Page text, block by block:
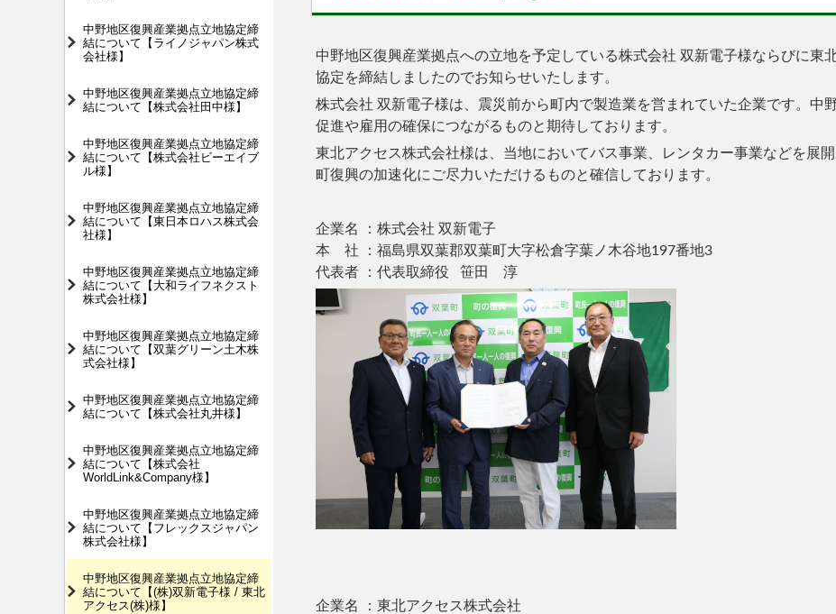
中野地区復興産業拠点立地協定締
結について【ライノジャパン株式
会社様】
中野地区復興産業拠点立地協定締
結について【株式会社田中様】
中野地区復興産業拠点立地協定締
結について【株式会社ビーエイブ
ル様】
中野地区復興産業拠点立地協定締
結について【東日本ロハス株式会
社様】
中野地区復興産業拠点立地協定締
結について【大和ライフネクスト
株式会社様】
中野地区復興産業拠点立地協定締
結について【双葉グリーン土木株
式会社様】
中野地区復興産業拠点立地協定締
結について【株式会社丸井様】
中野地区復興産業拠点立地協定締
結について【株式会社
WorldLink&Company様】
中野地区復興産業拠点立地協定締
結について【フレックスジャパン
株式会社様】
中野地区復興産業拠点立地協定締
結について【(株)双新電子様 / 東北
アクセス(株)様】
中野地区復興産業拠点への立地を予定している株式会社 双新電子様ならびに東
協定を締結しましたのでお知らせいたします。
株式会社 双新電子様は、震災前から町内で製造業を営まれていた企業です。中
促進や雇用の確保につながるものと期待しております。
東北アクセス株式会社様は、当地においてバス事業、レンタカー事業などを展
町復興の加速化にご尽力いただけるものと確信しております。
企業名 ：株式会社 双新電子
本 社 ：福島県双葉郡双葉町大字松倉字葉ノ木谷地197番地3
代表者 ：代表取締役 笹田 淳
企業名 ：東北アクセス株式会社